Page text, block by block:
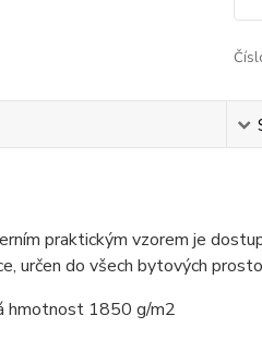
praktickým vzorem je
určen do všech bytových
hmotnost 1850 g/m2